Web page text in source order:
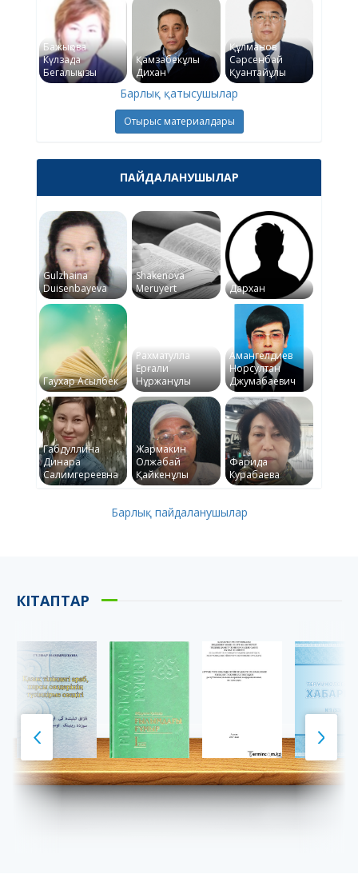
Бажықова
Күлзада
Бегалықызы
Қамзабекұлы
Дихан
Құлманов
Сәрсенбай
Қуантайұлы
Барлық қатысушылар
Отырыс материалдары
ПАЙДАЛАНУШЫЛАР
Gulzhaina
Duisenbayeva
Shakenova
Meruyert
Дархан
Гаухар Асылбек
Рахматулла
Ерғали
Нұржанұлы
Амангелдиев
Норсултан
Джумабаевич
Габдуллина
Динара
Салимгереевна
Жармакин
Олжабай
Қайкенұлы
Фарида
Курабаева
Барлық пайдаланушылар
КІТАПТАР